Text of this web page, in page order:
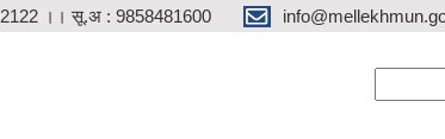
।। सू.अ : 9858481600